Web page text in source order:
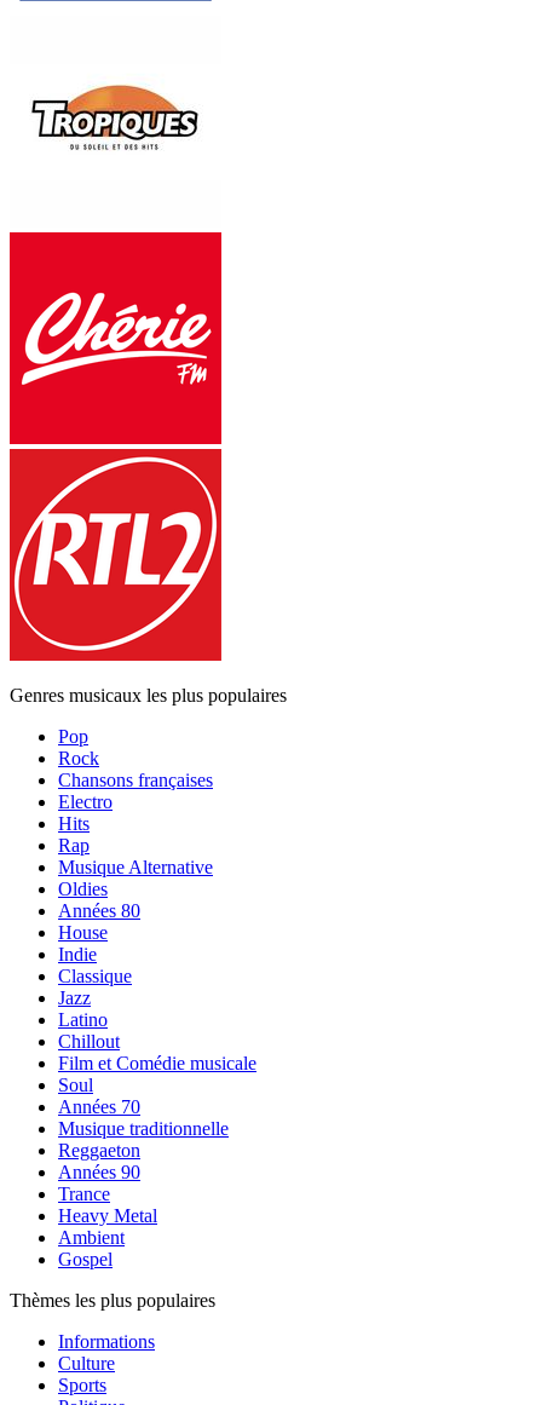
Genres musicaux les plus populaires
Pop
Rock
Chansons françaises
Electro
Hits
Rap
Musique Alternative
Oldies
Années 80
House
Indie
Classique
Jazz
Latino
Chillout
Film et Comédie musicale
Soul
Années 70
Musique traditionnelle
Reggaeton
Années 90
Trance
Heavy Metal
Ambient
Gospel
Thèmes les plus populaires
Informations
Culture
Sports